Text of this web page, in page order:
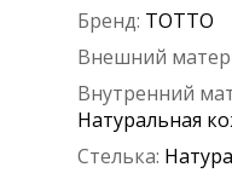
Бренд: ТОТТО
Внешний
Внутренний
Натуральная
Стелька: